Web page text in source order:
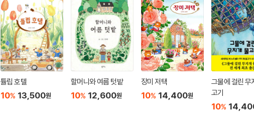
튤립 호텔
10% 13,500원
할머니와 여름 텃밭
10% 12,600원
장미 저택
10% 14,400원
그물에 걸린 무
고기
10%